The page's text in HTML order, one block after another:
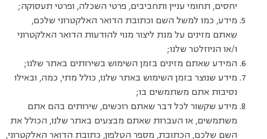
יחסים, תחומי עניין ותחביבים, פרטי השכלה, ופרטי תעסוקה;
מידע, כמו למשל השם וכתובת הדואר האלקטרוני שלכם,
שאתם מזינים על מנת ליצור מנוי להודעות הדואר האלקטרוני
ו/או הניוזלטר שלנו;
המידע שאתם מזינים בזמן השימוש בשירותים באתר שלנו;
מידע שנוצר בזמן השימוש באתר שלנו, כולל מתי, כמה, ובאילו
נסיבות אתם משתמשים בו;
מידע שקשור לכל דבר שאתם רוכשים, שירותים בהם אתם
משתמשים, או העברות שאתם מבצעים באתר שלנו, הכולל את
השם שלכם, הכתובת, מספר הטלפון, כתובת הדואר האלקטרוני,